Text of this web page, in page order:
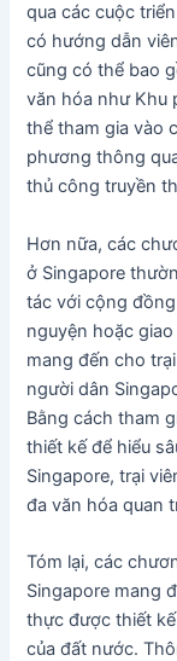
qua các cuộc
có hướng dẫn
cũng có thể bao
văn hóa như Khu
thể tham gia vào
phương thông
thủ công truyền
Hơn nữa, các
ở Singapore
tác với cộng
nguyện hoặc
mang đến cho
người dân
Bằng cách tham
thiết kế để hiểu
Singapore, trại
đa văn hóa quan
Tóm lại, các
Singapore mang
thực được thiết
của đất nước.